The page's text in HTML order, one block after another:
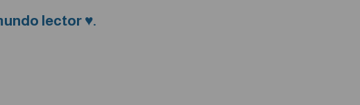
lector ♥.